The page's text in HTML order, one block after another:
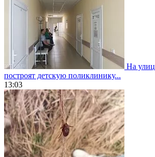
На
построят детскую поликлинику...
13:03